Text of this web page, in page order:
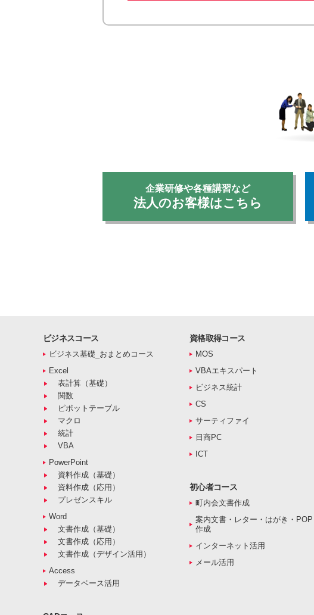
企業研修や各種講習など
法人のお客様はこちら
ビジネスコース
ビジネス基礎_おまとめコース
Excel
表計算（基礎）
関数
ピボットテーブル
マクロ
統計
VBA
PowerPoint
資料作成（基礎）
資料作成（応用）
プレゼンスキル
Word
文書作成（基礎）
文書作成（応用）
文書作成（デザイン活用）
Access
データベース活用
資格取得コース
MOS
VBAエキスパート
ビジネス統計
CS
サーティファイ
日商PC
ICT
初心者コース
町内会文書作成
案内文書・レター・はがき・POP
作成
インターネット活用
メール活用